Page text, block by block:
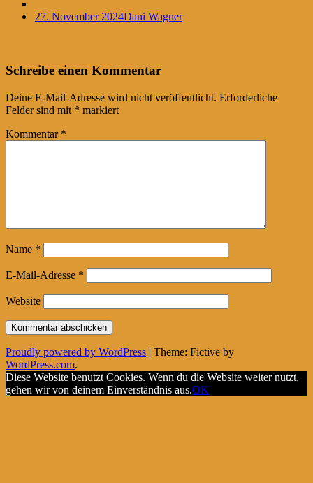
27. November 2024Dani Wagner
Post
navigation
←
Schreibe einen Kommentar
Deine E-Mail-Adresse wird nicht veröffentlicht. Erforderliche
Felder sind mit * markiert
Kommentar *
Name *
E-Mail-Adresse *
Website
Proudly powered by WordPress | Theme: Fictive by
WordPress.com.
Diese Website benutzt Cookies. Wenn du die Website weiter nutzt,
gehen wir von deinem Einverständnis aus.OK